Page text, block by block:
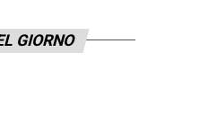
GIORNO